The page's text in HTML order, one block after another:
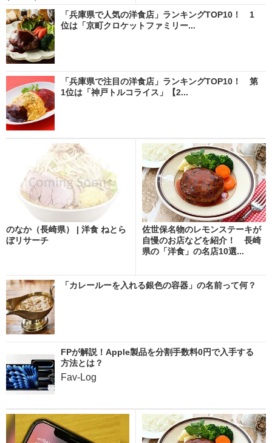
「兵庫県で人気の洋食店」ランキングTOP10！ 1
位は「京町クロケットファミリー...
「兵庫県で注目の洋食店」ランキングTOP10！ 第
1位は「神戸トルコライス」【2...
のなか（長崎県） | 洋食 ねとら
ぼリサーチ
佐世保名物のレモンステーキが
自慢のお店などを紹介！ 長崎
県の「洋食」の名店10選...
「カレールーを入れる銀色の容器」の名前って何？
FPが解説！Apple製品を分割手数料0円で入手する
方法とは？
Fav-Log